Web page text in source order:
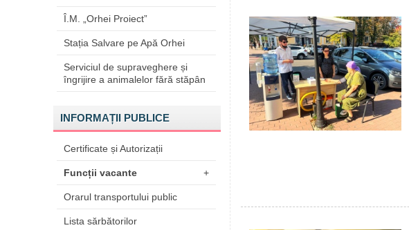
Î.M. „Orhei Proiect”
Stația Salvare pe Apă Orhei
Serviciul de supraveghere și
îngrijire a animalelor fără stăpân
INFORMAȚII PUBLICE
Certificate și Autorizații
Funcții vacante +
Orarul transportului public
Lista sărbătorilor